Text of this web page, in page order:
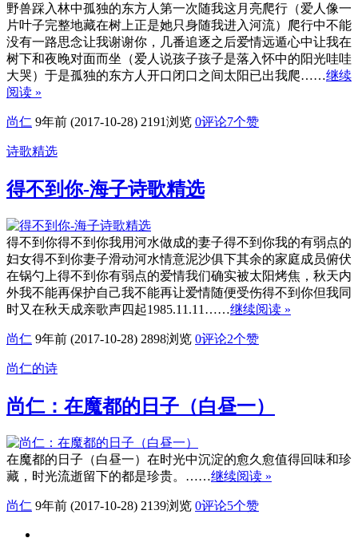
野兽踩入林中孤独的东方人第一次随我这月亮爬行（爱人像一
片叶子完整地藏在树上正是她只身随我进入河流）爬行中不能
没有一路思念让我谢谢你，几番追逐之后爱情远遁心中让我在
树下和夜晚对面而坐（爱人说孩子孩子是落入怀中的阳光哇哇
大哭）于是孤独的东方人开口闭口之间太阳已出我爬……继续
阅读 »
尚仁 9年前 (2017-10-28) 2191浏览 0评论7个赞
诗歌精选
得不到你-海子诗歌精选
得不到你得不到你我用河水做成的妻子得不到你我的有弱点的
妇女得不到你妻子滑动河水情意泥沙俱下其余的家庭成员俯伏
在锅勺上得不到你有弱点的爱情我们确实被太阳烤焦，秋天内
外我不能再保护自己我不能再让爱情随便受伤得不到你但我同
时又在秋天成亲歌声四起1985.11.11……继续阅读 »
尚仁 9年前 (2017-10-28) 2898浏览 0评论2个赞
尚仁的诗
尚仁：在魔都的日子（白昼一）
在魔都的日子（白昼一）在时光中沉淀的愈久愈值得回味和珍
藏，时光流逝留下的都是珍贵。……继续阅读 »
尚仁 9年前 (2017-10-28) 2139浏览 0评论5个赞